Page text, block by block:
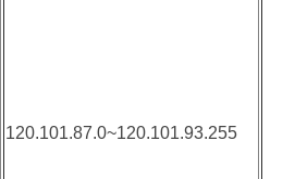
120.101.87.0~120.101.93.255